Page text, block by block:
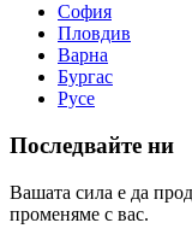
София
Пловдив
Варна
Бургас
Русе
Последвайте ни
Вашата сила е да
променяме с вас.